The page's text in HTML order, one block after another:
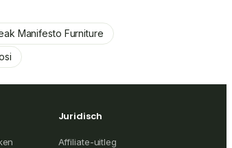
Manifesto Furniture
Juridisch
Affiliate-uitleg